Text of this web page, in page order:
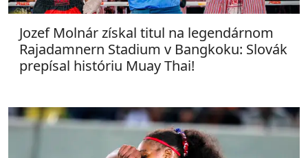
Jozef Molnár získal titul na legendárnom
Rajadamnern Stadium v Bangkoku: Slovák
prepísal históriu Muay Thai!